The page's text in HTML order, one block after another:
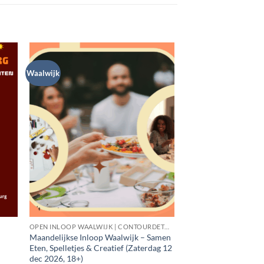
Waalwijk
OPEN INLOOP WAALWIJK | CONTOURDETWERN
Maandelijkse Inloop Waalwijk – Samen
Eten, Spelletjes & Creatief (Zaterdag 12
dec 2026, 18+)